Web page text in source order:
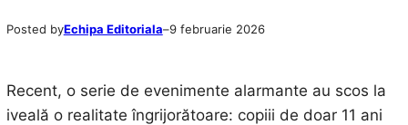
Posted byEchipa Editoriala–9 februarie 2026
Recent, o serie de evenimente alarmante au scos la
iveală o realitate îngrijorătoare: copiii de doar 11 ani